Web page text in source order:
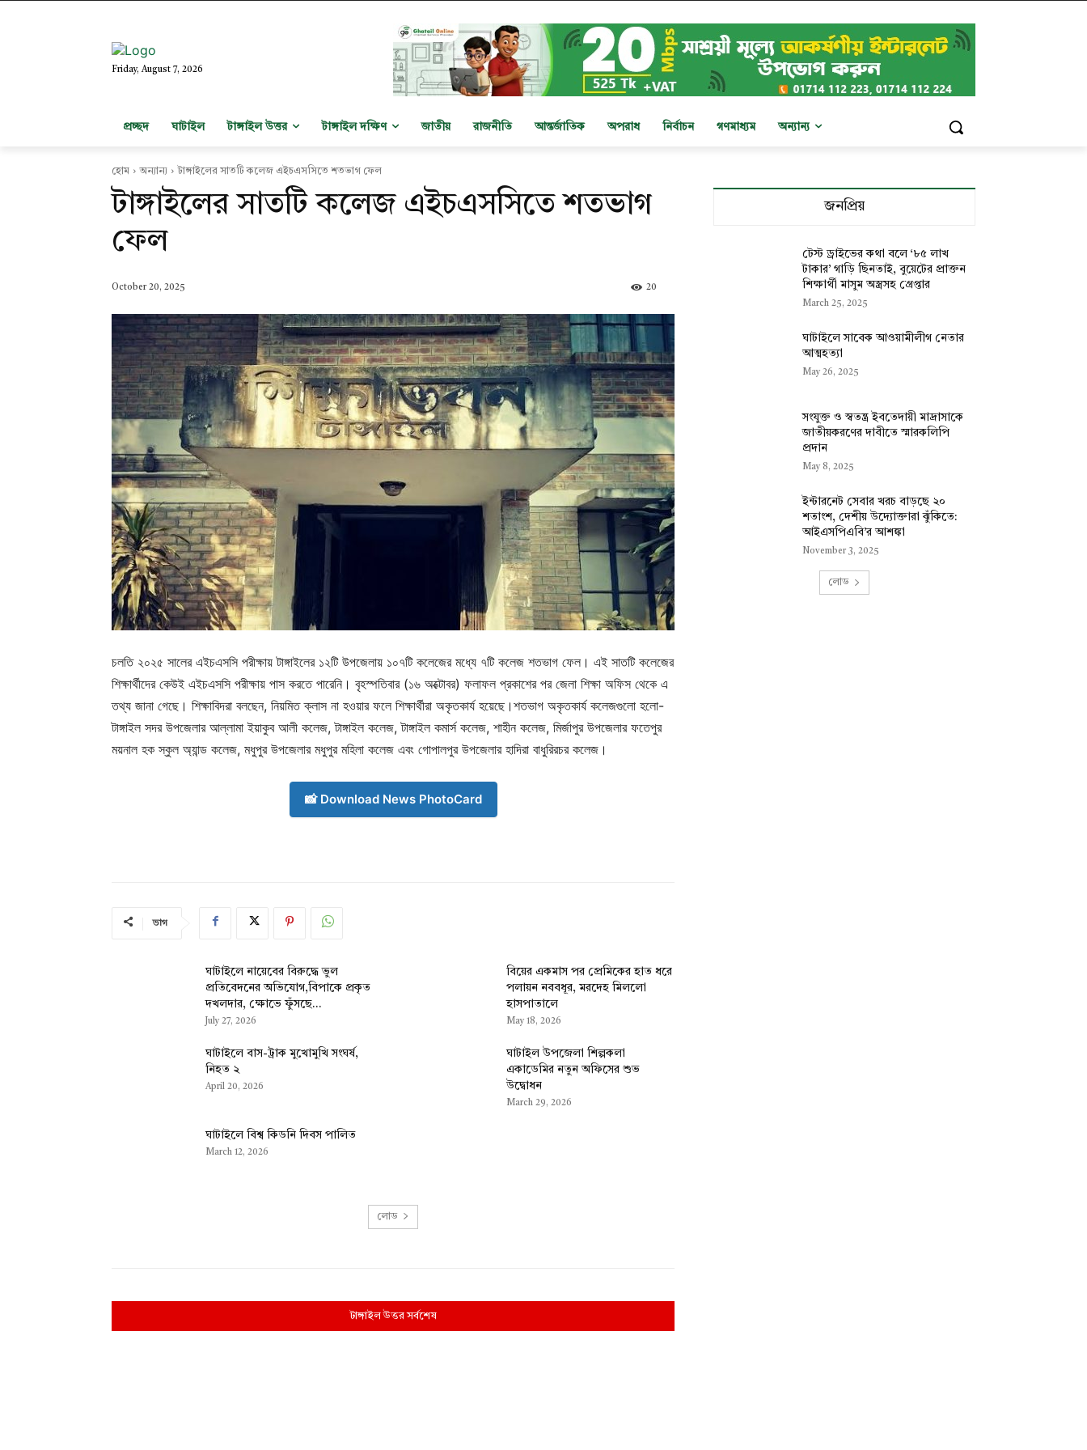
Friday, August 7, 2026
প্রচ্ছদ ঘাটাইল টাঙ্গাইল উত্তর টাঙ্গাইল দক্ষিণ জাতীয় রাজনীতি আন্তর্জাতিক অপরাধ নির্বাচন গণমাধ্যম অন্যান্য
হোম অন্যান্য টাঙ্গাইলের সাতটি কলেজ এইচএসসিতে শতভাগ ফেল
টাঙ্গাইলের সাতটি কলেজ এইচএসসিতে শতভাগ
ফেল
October 20, 2025 20
চলতি ২০২৫ সালের এইচএসসি পরীক্ষায় টাঙ্গাইলের ১২টি উপজেলায় ১০৭টি কলেজের মধ্যে ৭টি কলেজ শতভাগ ফেল। এই সাতটি কলেজের
শিক্ষার্থীদের কেউই এইচএসসি পরীক্ষায় পাস করতে পারেনি। বৃহস্পতিবার (১৬ অক্টোবর) ফলাফল প্রকাশের পর জেলা শিক্ষা অফিস থেকে এ
তথ্য জানা গেছে। শিক্ষাবিদরা বলছেন, নিয়মিত ক্লাস না হওয়ার ফলে শিক্ষার্থীরা অকৃতকার্য হয়েছে।শতভাগ অকৃতকার্য কলেজগুলো হলো-
টাঙ্গাইল সদর উপজেলার আল্লামা ইয়াকুব আলী কলেজ, টাঙ্গাইল কলেজ, টাঙ্গাইল কমার্স কলেজ, শাহীন কলেজ, মির্জাপুর উপজেলার ফতেপুর
ময়নাল হক স্কুল অ্যান্ড কলেজ, মধুপুর উপজেলার মধুপুর মহিলা কলেজ এবং গোপালপুর উপজেলার হাদিরা বাধুরিরচর কলেজ।
📸 Download News PhotoCard
ভাগ
ঘাটাইলে নায়েবের বিরুদ্ধে ভুল
প্রতিবেদনের অভিযোগ,বিপাকে প্রকৃত
দখলদার, ক্ষোভে ফুঁসছে...
July 27, 2026
বিয়ের একমাস পর প্রেমিকের হাত ধরে
পলায়ন নববধূর, মরদেহ মিললো
হাসপাতালে
May 18, 2026
ঘাটাইলে বাস-ট্রাক মুখোমুখি সংঘর্ষ,
নিহত ২
April 20, 2026
ঘাটাইল উপজেলা শিল্পকলা
একাডেমির নতুন অফিসের শুভ
উদ্বোধন
March 29, 2026
ঘাটাইলে বিশ্ব কিডনি দিবস পালিত
March 12, 2026
লোড
টাঙ্গাইল উত্তর সর্বশেষ
জনপ্রিয়
টেস্ট ড্রাইভের কথা বলে ‘৮৫ লাখ
টাকার’ গাড়ি ছিনতাই, বুয়েটের প্রাক্তন
শিক্ষার্থী মাসুম অস্ত্রসহ গ্রেপ্তার
March 25, 2025
ঘাটাইলে সাবেক আওয়ামীলীগ নেতার
আত্মহত্যা
May 26, 2025
সংযুক্ত ও স্বতন্ত্র ইবতেদায়ী মাদ্রাসাকে
জাতীয়করণের দাবীতে স্মারকলিপি
প্রদান
May 8, 2025
ইন্টারনেট সেবার খরচ বাড়ছে ২০
শতাংশ, দেশীয় উদ্যোক্তারা ঝুঁকিতে:
আইএসপিএবি’র আশঙ্কা
November 3, 2025
লোড